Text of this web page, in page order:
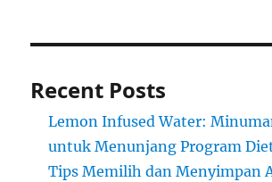
Recent Posts
Lemon Infused Water:
untuk Menunjang Program
Tips Memilih dan Menyimpan